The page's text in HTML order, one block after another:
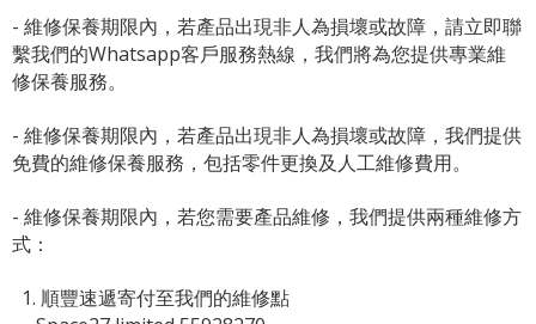
- 維修保養期限內，若產品出現非人為損壞或故障，請立即聯
繫我們的Whatsapp客戶服務熱線，我們將為您提供專業維
修保養服務。
- 維修保養期限內，若產品出現非人為損壞或故障，我們提供
免費的維修保養服務，包括零件更換及人工維修費用。
- 維修保養期限內，若您需要產品維修，我們提供兩種維修方
式：
1. 順豐速遞寄付至我們的維修點